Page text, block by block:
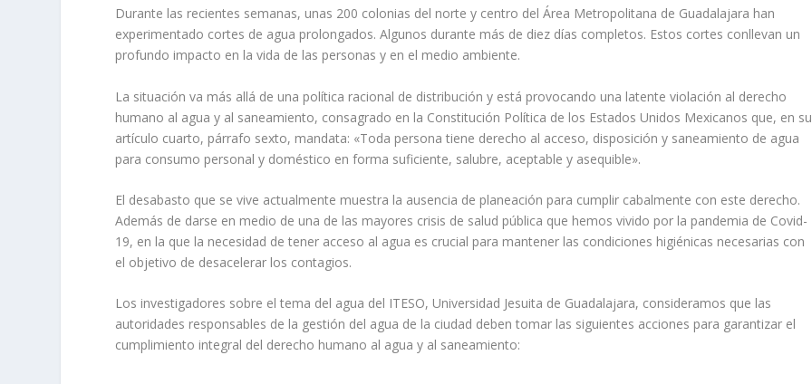
Durante las recientes semanas, unas 200 colonias del norte y centro del Área Metropolitana de Guadalajara han
experimentado cortes de agua prolongados. Algunos durante más de diez días completos. Estos cortes conllevan un
profundo impacto en la vida de las personas y en el medio ambiente.
La situación va más allá de una política racional de distribución y está provocando una latente violación al derecho
humano al agua y al saneamiento, consagrado en la Constitución Política de los Estados Unidos Mexicanos que, en su
artículo cuarto, párrafo sexto, mandata: «Toda persona tiene derecho al acceso, disposición y saneamiento de agua
para consumo personal y doméstico en forma suficiente, salubre, aceptable y asequible».
El desabasto que se vive actualmente muestra la ausencia de planeación para cumplir cabalmente con este derecho.
Además de darse en medio de una de las mayores crisis de salud pública que hemos vivido por la pandemia de Covid-
19, en la que la necesidad de tener acceso al agua es crucial para mantener las condiciones higiénicas necesarias con
el objetivo de desacelerar los contagios.
Los investigadores sobre el tema del agua del ITESO, Universidad Jesuita de Guadalajara, consideramos que las
autoridades responsables de la gestión del agua de la ciudad deben tomar las siguientes acciones para garantizar el
cumplimiento integral del derecho humano al agua y al saneamiento: